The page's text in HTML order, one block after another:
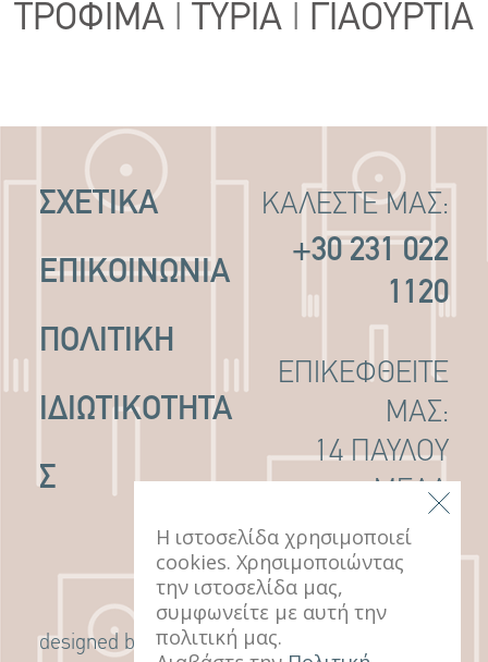
ΤΡΟΦΙΜΑ | ΤΥΡΙΑ | ΓΙΑΟΥΡΤΙΑ
ΣΧΕΤΙΚΑ
ΕΠΙΚΟΙΝΩΝΙΑ
ΠΟΛΙΤΙΚΉ
ΙΔΙΩΤΙΚΌΤΗΤΑ
Σ
ΚΑΛΕΣΤΕ ΜΑΣ:
+30 231 022
1120
ΕΠΙΚΕΦΘΕΙΤΕ
ΜΑΣ:
14 ΠΑΥΛΟΥ
ΜΕΛΑ
ΘΕΣΣΑΛΟΝΙΚΗ,
546 22
designed by G Design Studio
Η ιστοσελίδα χρησιμοποιεί
cookies. Χρησιμοποιώντας
την ιστοσελίδα μας,
συμφωνείτε με αυτή την
πολιτική μας.